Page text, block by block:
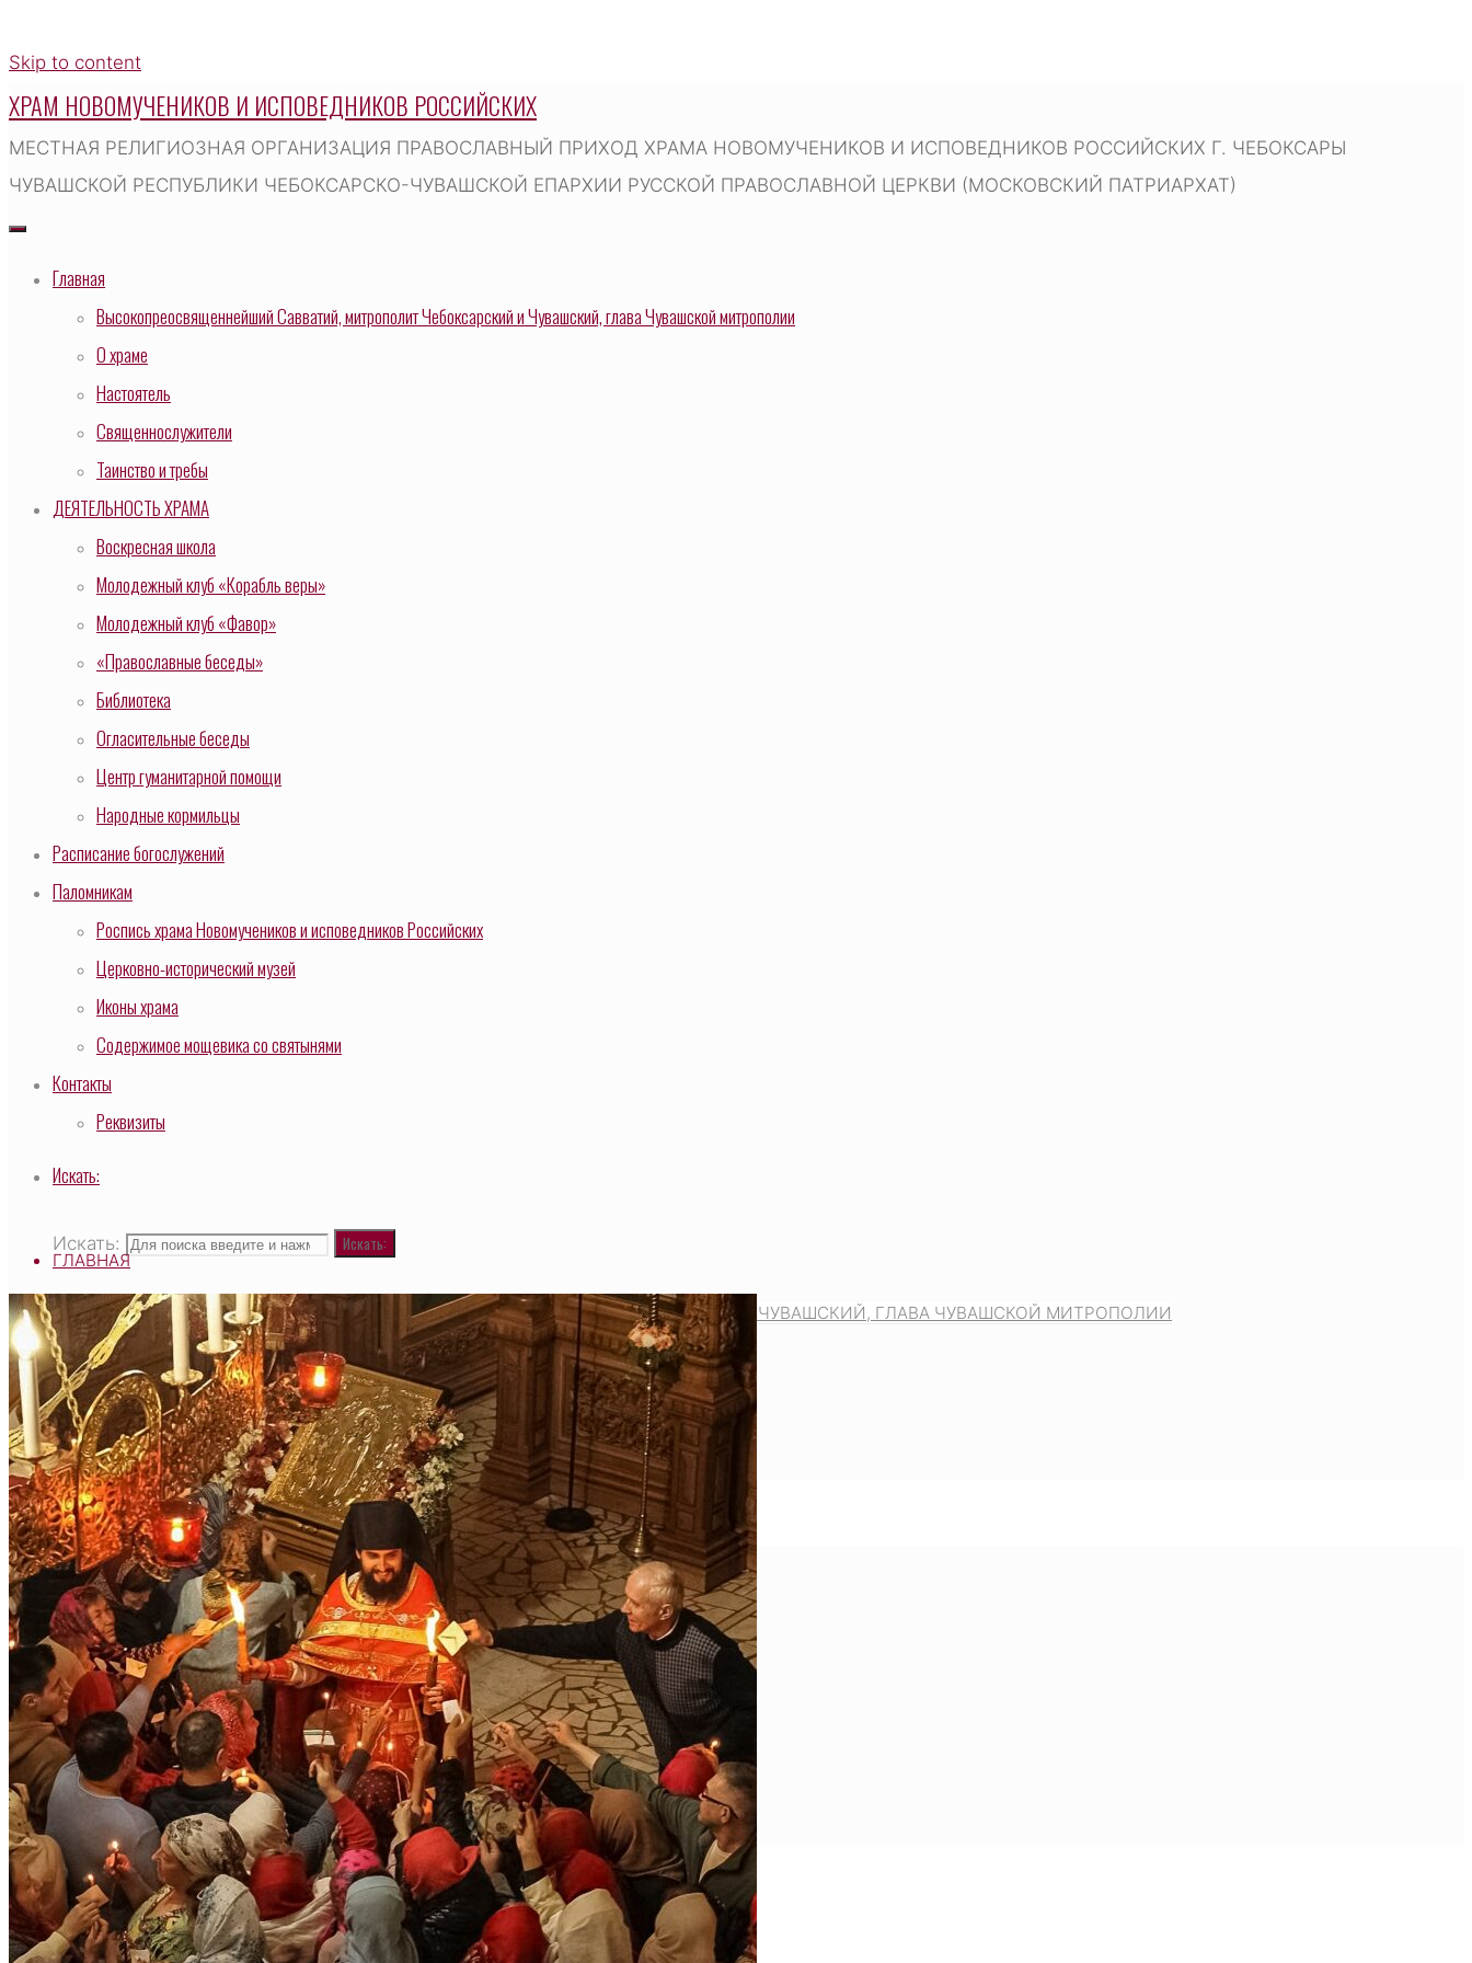
Skip to content
ХРАМ НОВОМУЧЕНИКОВ И ИСПОВЕДНИКОВ РОССИЙСКИХ
МЕСТНАЯ РЕЛИГИОЗНАЯ ОРГАНИЗАЦИЯ ПРАВОСЛАВНЫЙ ПРИХОД ХРАМА НОВОМУЧЕНИКОВ И ИСПОВЕДНИКОВ РОССИЙСКИХ Г. ЧЕБОКСАРЫ
ЧУВАШСКОЙ РЕСПУБЛИКИ ЧЕБОКСАРСКО-ЧУВАШСКОЙ ЕПАРХИИ РУССКОЙ ПРАВОСЛАВНОЙ ЦЕРКВИ (МОСКОВСКИЙ ПАТРИАРХАТ)
Главная
Высокопреосвященнейший Савватий, митрополит Чебоксарский и Чувашский, глава Чувашской митрополии
О храме
Настоятель
Священнослужители
Таинство и требы
ДЕЯТЕЛЬНОСТЬ ХРАМА
Воскресная школа
Молодежный клуб «Корабль веры»
Молодежный клуб «Фавор»
«Православные беседы»
Библиотека
Огласительные беседы
Центр гуманитарной помощи
Народные кормильцы
Расписание богослужений
Паломникам
Роспись храма Новомучеников и исповедников Российских
Церковно-исторический музей
Иконы храма
Содержимое мощевика со святынями
Контакты
Реквизиты
Искать:
Искать: Искать:
ГЛАВНАЯ
ВЫСОКОПРЕОСВЯЩЕННЕЙШИЙ САВВАТИЙ, МИТРОПОЛИТ ЧЕБОКСАРСКИЙ И ЧУВАШСКИЙ, ГЛАВА ЧУВАШСКОЙ МИТРОПОЛИИ
О ХРАМЕ
НАСТОЯТЕЛЬ
СВЯЩЕННОСЛУЖИТЕЛИ
ТАИНСТВО И ТРЕБЫ
ДЕЯТЕЛЬНОСТЬ ХРАМА
ВОСКРЕСНАЯ ШКОЛА
МОЛОДЕЖНЫЙ КЛУБ «КОРАБЛЬ ВЕРЫ»
МОЛОДЕЖНЫЙ КЛУБ «ФАВОР»
«ПРАВОСЛАВНЫЕ БЕСЕДЫ»
БИБЛИОТЕКА
ОГЛАСИТЕЛЬНЫЕ БЕСЕДЫ
ЦЕНТР ГУМАНИТАРНОЙ ПОМОЩИ
НАРОДНЫЕ КОРМИЛЬЦЫ
РАСПИСАНИЕ БОГОСЛУЖЕНИЙ
ПАЛОМНИКАМ